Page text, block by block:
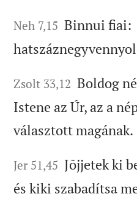
Neh 7,15 Binnui fiai:
Zsolt 33,12 Boldog
Istene az Úr, az a
választott magának.
Jer 51,45 Jõjjetek ki
és kiki szabadítsa